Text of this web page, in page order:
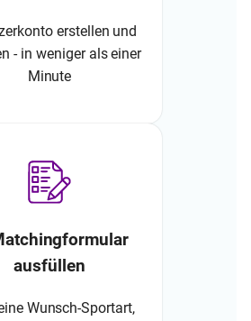
erstellen und
- in weniger als einer
Minute
ausfüllen
Wunsch-Sportart,